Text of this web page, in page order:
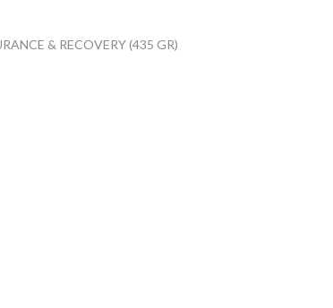
& RECOVERY (435 GR)